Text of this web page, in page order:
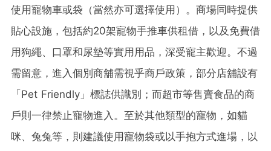
使用寵物車或袋（當然亦可選擇使用）。商場同時提供
貼心設施，包括約20架寵物手推車供租借，以及免費借
用狗繩、口罩和尿墊等實用用品，深受寵主歡迎。不過
需留意，進入個別商舖需視乎商戶政策，部分店舖設有
「Pet Friendly」標誌供識別；而超市等售賣食品的商
戶則一律禁止寵物進入。至於其他類型的寵物，如貓
咪、兔兔等，則建議使用寵物袋或以手抱方式進場，以